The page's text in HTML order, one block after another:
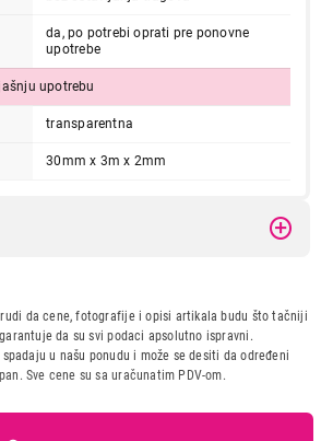
da, po potrebi oprati pre ponovne
upotrebe
upotrebu
transparentna
30mm x 3m x 2mm
SAMOLEPLJIVI PROIZVODI I
OSTALA RESENJA
DTM Company
da cene, fotografije i opisi artikala budu što tačniji
da su svi podaci apsolutno ispravni.
u našu ponudu i može se desiti da određeni
Sve cene su sa uračunatim PDV-om.